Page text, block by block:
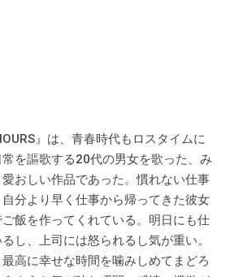
』は、青春時代もロスタイムに
を謳歌する20代の男女を歌った、み
おしい作品であった。慣れない仕事
分より早く仕事から帰ってきた彼女
飯を作ってくれている。明日にも仕
し、上司には怒られるし気が重い。
高に幸せな時間を噛みしめてまどろ